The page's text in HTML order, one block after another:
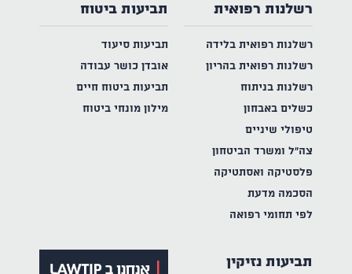
רשלנות רפואית
רשלנות רפואית בלידה
רשלנות רפואית בהריון
רשלנות בניתוח
כשלים באבחון
טיפולי שיניים
צה"ל ומשרד הביטחון
פלסטיקה ואסתטיקה
הסכמה מדעת
לפי תחומי רפואה
תביעות ביטוח
תביעות סיעוד
אובדן כושר עבודה
תביעות ביטוח חיים
מילון מונחי ביטוח
תביעות נזיקין